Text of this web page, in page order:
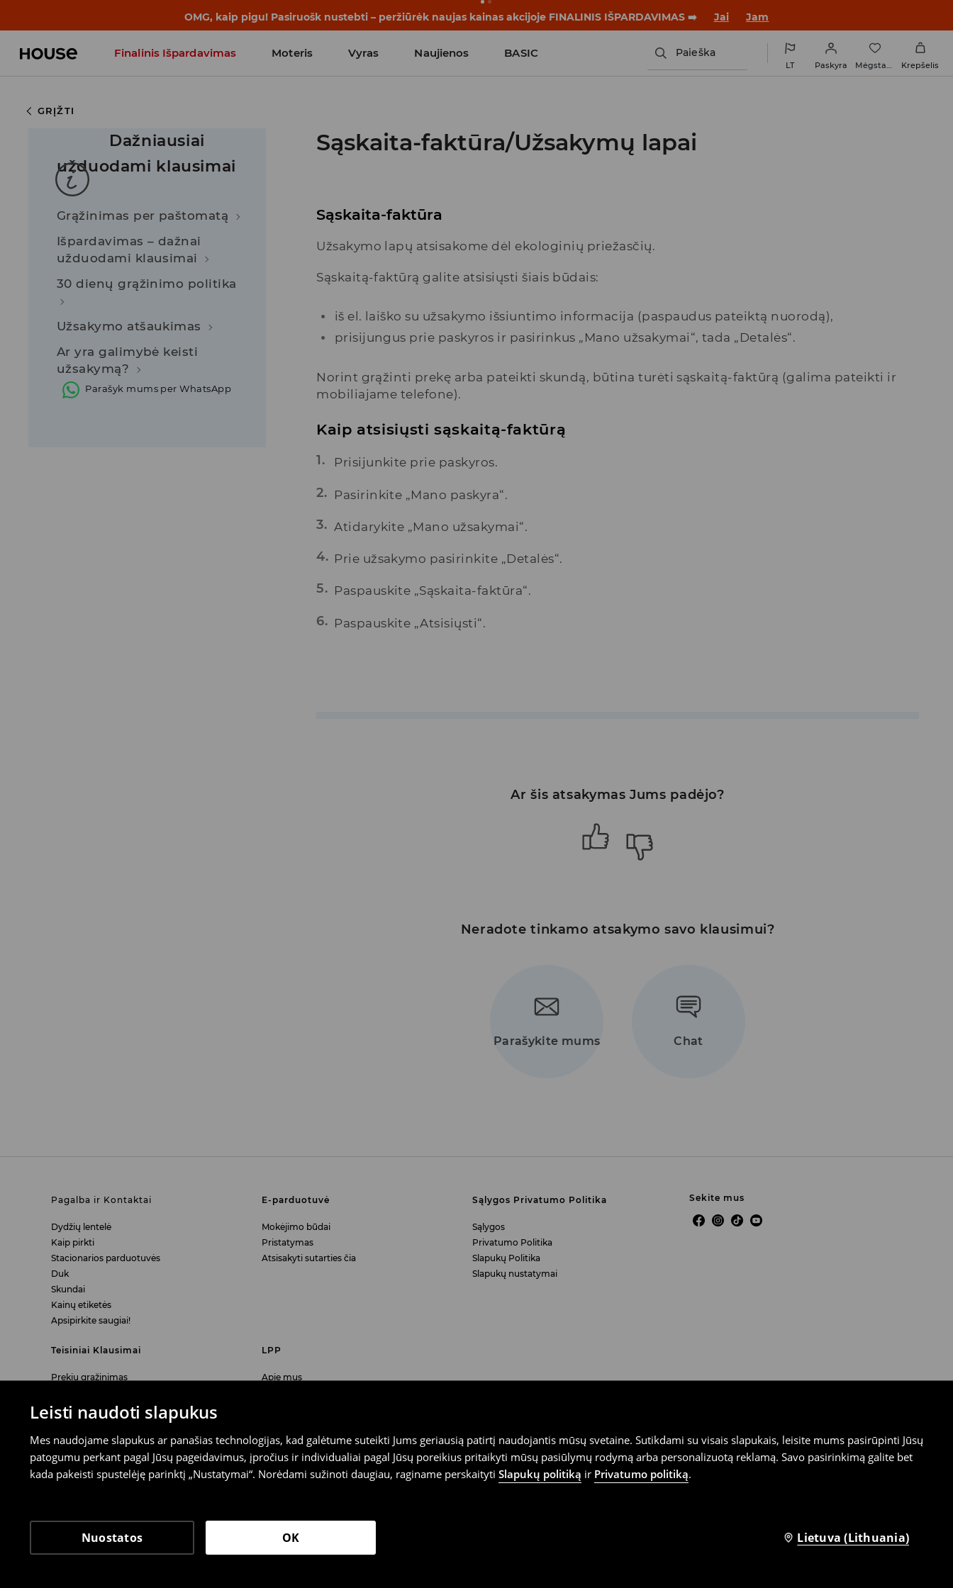
Leisti naudoti slapukus
Mes naudojame slapukus ar panašias technologijas, kad galėtume suteikti Jums geriausią patirtį naudojantis mūsų svetaine. Sutikdami su visais slapukais, leisite mums pasirūpinti Jūsų
patogumu perkant pagal Jūsų pageidavimus, įpročius ir individualiai pagal Jūsų poreikius pritaikyti mūsų pasiūlymų rodymą arba personalizuotą reklamą. Savo pasirinkimą galite bet
kada pakeisti spustelėję parinktį „Nustatymai“. Norėdami sužinoti daugiau, raginame perskaityti Slapukų politiką ir Privatumo politiką.
Nuostatos OK Lietuva (Lithuania)
OMG, kaip pigu! Pasiruošk nustebti – peržiūrėk naujas kainas akcijoje FINALINIS IŠPARDAVIMAS ➡️ Jai Jam
Finalinis Išpardavimas Moteris Vyras Naujienos BASIC Paieška
LT Paskyra Mėgstamiausi Krepšelis
GRĮŽTI
Dažniausiai
užduodami klausimai
Grąžinimas per paštomatą
Išpardavimas – dažnai
užduodami klausimai
30 dienų grąžinimo politika
Užsakymo atšaukimas
Ar yra galimybė keisti
užsakymą?
Parašyk mums per WhatsApp
Sąskaita-faktūra/Užsakymų lapai
Sąskaita-faktūra
Užsakymo lapų atsisakome dėl ekologinių priežasčių.
Sąskaitą-faktūrą galite atsisiųsti šiais būdais:
iš el. laiško su užsakymo išsiuntimo informacija (paspaudus pateiktą nuorodą),
prisijungus prie paskyros ir pasirinkus „Mano užsakymai“, tada „Detalės“.
Norint grąžinti prekę arba pateikti skundą, būtina turėti sąskaitą-faktūrą (galima pateikti ir
mobiliajame telefone).
Kaip atsisiųsti sąskaitą-faktūrą
Prisijunkite prie paskyros.
Pasirinkite „Mano paskyra“.
Atidarykite „Mano užsakymai“.
Prie užsakymo pasirinkite „Detalės“.
Paspauskite „Sąskaita-faktūra“.
Paspauskite „Atsisiųsti“.
Ar šis atsakymas Jums padėjo?
Neradote tinkamo atsakymo savo klausimui?
Parašykite mums Chat
Pagalba ir Kontaktai
Dydžių lentelė
Kaip pirkti
Stacionarios parduotuvės
Duk
Skundai
Kainų etiketės
Apsipirkite saugiai!
E-parduotuvė
Mokėjimo būdai
Pristatymas
Atsisakyti sutarties čia
Sąlygos Privatumo Politika
Sąlygos
Privatumo Politika
Slapukų Politika
Slapukų nustatymai
Teisiniai Klausimai
Prekių grąžinimas
taisyklės
Akiniai- ES atitikties deklaracija
Elektronikos ir baterijų surinkimas
Skaitmeninės prieinamumo informacija
LPP
Apie mus
Sekite mus